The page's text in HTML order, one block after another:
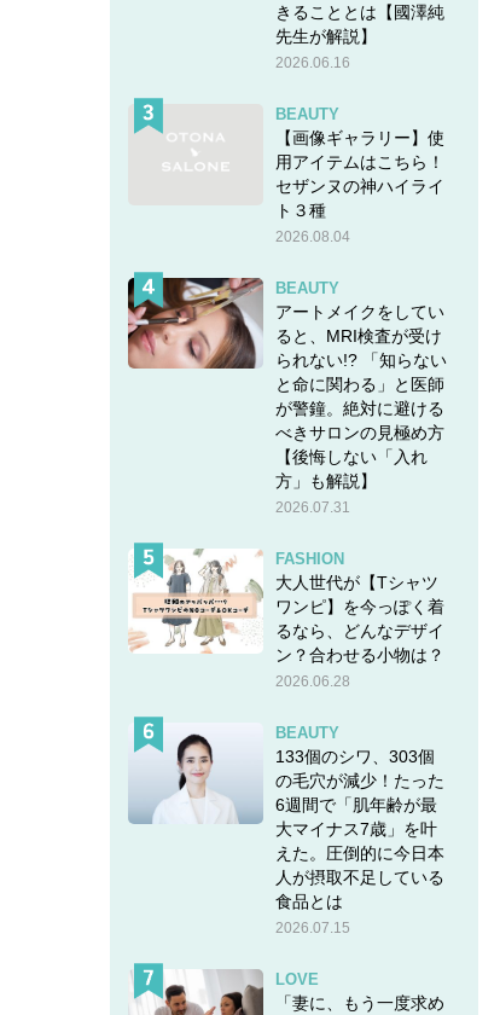
きることとは【國澤純
先生が解説】
2026.06.16
BEAUTY
【画像ギャラリー】使
用アイテムはこちら！
セザンヌの神ハイライ
ト３種
2026.08.04
BEAUTY
アートメイクをしてい
ると、MRI検査が受け
られない!? 「知らない
と命に関わる」と医師
が警鐘。絶対に避ける
べきサロンの見極め方
【後悔しない「入れ
方」も解説】
2026.07.31
FASHION
大人世代が【Tシャツ
ワンピ】を今っぽく着
るなら、どんなデザイ
ン？合わせる小物は？
2026.06.28
BEAUTY
133個のシワ、303個
の毛穴が減少！たった
6週間で「肌年齢が最
大マイナス7歳」を叶
えた。圧倒的に今日本
人が摂取不足している
食品とは
2026.07.15
LOVE
「妻に、もう一度求め